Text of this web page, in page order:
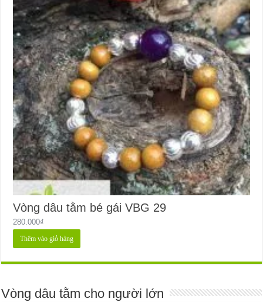
Vòng dâu tằm bé gái VBG 29
280.000₫
Thêm vào giỏ hàng
Vòng dâu tằm cho người lớn